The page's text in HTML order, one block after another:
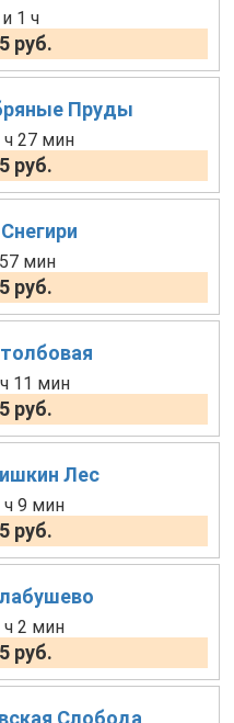
1 ч
руб.
Пруды
ч 27 мин
руб.
мин
руб.
11 мин
руб.
Лес
ч 9 мин
руб.
ч 2 мин
руб.
Слобода